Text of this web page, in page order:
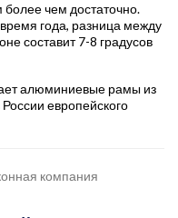
чем достаточно.
года, разница между
составит 7-8 градусов
алюминиевые рамы из
европейского
компания